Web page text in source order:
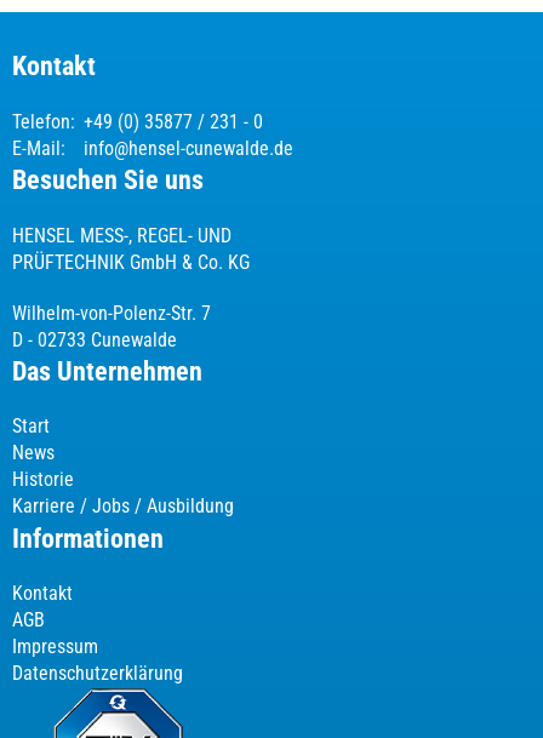
Kontakt
Telefon: +49 (0) 35877 / 231 - 0
E-Mail:
info@hensel-cunewalde.de
Besuchen Sie uns
HENSEL MESS-, REGEL- UND
PRÜFTECHNIK GmbH & Co. KG
Wilhelm-von-Polenz-Str. 7
D - 02733 Cunewalde
Das Unternehmen
Start
News
Historie
Karriere / Jobs / Ausbildung
Informationen
Kontakt
AGB
Impressum
Datenschutzerklärung